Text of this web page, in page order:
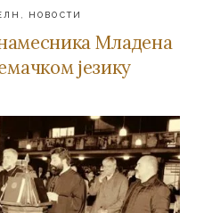
НОВОСТИ
Младена
језику